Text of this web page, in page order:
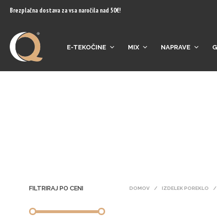
content
Brezplačna dostava za vsa naročila nad 50€!
E-TEKOČINE MIX NAPRAVE
FILTRIRAJ PO CENI DOMOV / IZDELEK POREKLO /